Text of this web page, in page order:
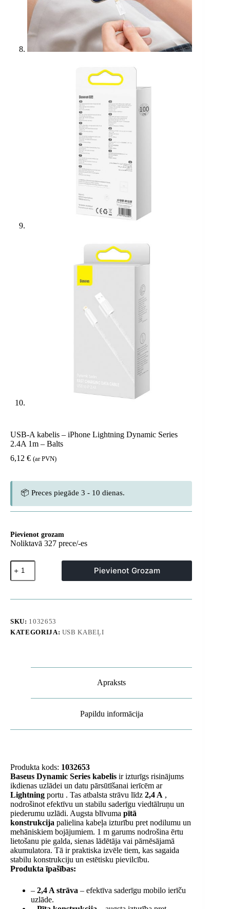
USB-A kabelis – iPhone Lightning Dynamic Series
2.4A 1m – Balts
6,12 € (ar PVN)
📦 Preces piegāde 3 - 10 dienas.
Pievienot grozam
Noliktavā 327 prece/-es
USB-
A
kabelis
iPhone
Series
2.4A
daudzums
Pievienot Grozam
SKU: 1032653
KATEGORIJA: USB KABEĻI
Apraksts
Papildu informācija
Produkta kods: 1032653
Baseus Dynamic Series kabelis ir izturīgs risinājums
ikdienas uzlādei un datu pārsūtīšanai ierīcēm ar
Lightning portu . Tas atbalsta strāvu līdz 2,4 A ,
nodrošinot efektīvu un stabilu saderīgu viedtālruņu un
piederumu uzlādi. Augsta blīvuma pītā
konstrukcija palielina kabeļa izturību pret nodilumu un
mehāniskiem bojājumiem. 1 m garums nodrošina ērtu
lietošanu pie galda, sienas lādētāja vai pārnēsājamā
akumulatora. Tā ir praktiska izvēle tiem, kas sagaida
stabilu konstrukciju un estētisku pievilcību.
Produkta īpašības:
– 2,4 A strāva – efektīva saderīgu mobilo ierīču
uzlāde.